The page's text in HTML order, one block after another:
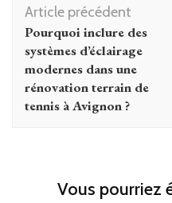
d'article
Article précédent
Pourquoi inclure des
systèmes d’éclairage
modernes dans une
rénovation terrain de
tennis à Avignon ?
Vous pourriez